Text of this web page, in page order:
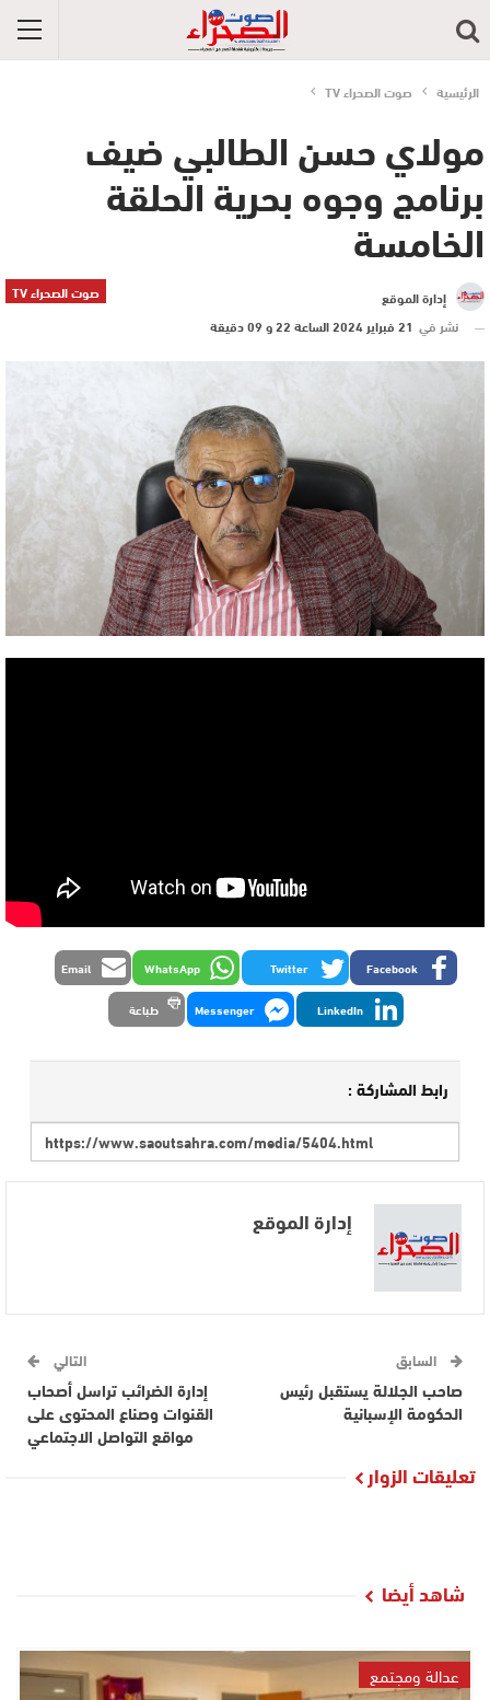
الرئيسية صوت الصحراء TV
مولاي حسن الطالبي ضيف
برنامج وجوه بحرية الحلقة
الخامسة
صوت الصحراء TV
إدارة الموقع
نشر في 21 فبراير 2024 الساعة 22 و 09 دقيقة
Facebook
Twitter
WhatsApp
Email
LinkedIn
Messenger طباعة
رابط المشاركة :
إدارة الموقع
السابق
صاحب الجلالة يستقبل رئيس
الحكومة الإسبانية
التالي
إدارة الضرائب تراسل أصحاب
القنوات وصناع المحتوى على
مواقع التواصل الاجتماعي
تعليقات الزوار
شاهد أيضا
عدالة ومجتمع